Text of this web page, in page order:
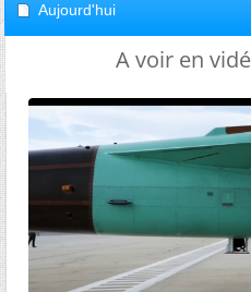
Aujourd'hui
A voir en